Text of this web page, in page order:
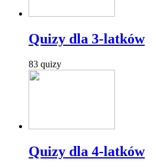
Quizy dla 3-latków
83 quizy
Quizy dla 4-latków